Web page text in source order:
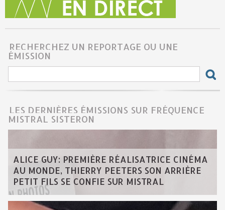
RECHERCHEZ UN REPORTAGE OU UNE
ÉMISSION
LES DERNIÈRES ÉMISSIONS SUR FRÉQUENCE
MISTRAL SISTERON
ALICE GUY: PREMIÈRE RÉALISATRICE CINÉMA
AU MONDE, THIERRY PEETERS SON ARRIÈRE
PETIT FILS SE CONFIE SUR MISTRAL